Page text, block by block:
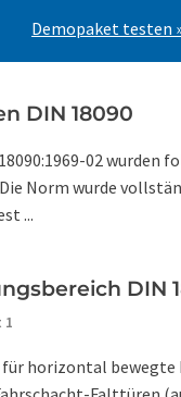
Demopaket testen
DIN 18090
02 wurden
Norm wurde
...
DIN
1
horizontal bewegte